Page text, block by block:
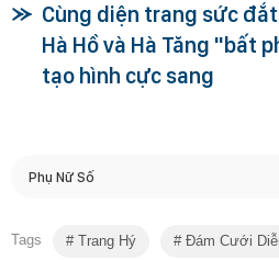
Cùng diện trang sức
Hà Hồ và Hà Tăng "bất
tạo hình cực sang
Phụ Nữ Số
Tags Trang Hý Đám Cưới